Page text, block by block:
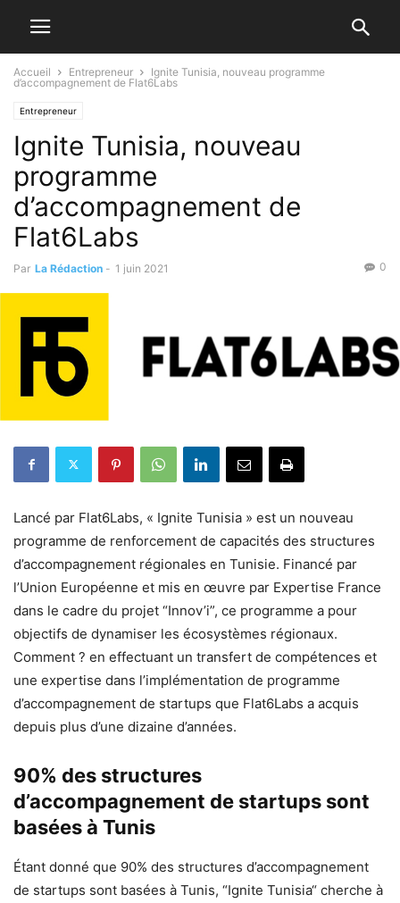
Accueil Entrepreneur
Ignite Tunisia, nouveau programme
d’accompagnement de Flat6Labs
Entrepreneur
Ignite Tunisia, nouveau
programme
d’accompagnement de
Flat6Labs
Par La Rédaction - 1 juin 2021 0
Lancé par Flat6Labs, « Ignite Tunisia » est un nouveau
programme de renforcement de capacités des structures
d’accompagnement régionales en Tunisie. Financé par
l’Union Européenne et mis en œuvre par Expertise France
dans le cadre du projet “Innov’i”, ce programme a pour
objectifs de dynamiser les écosystèmes régionaux.
Comment ? en effectuant un transfert de compétences et
une expertise dans l’implémentation de programme
d’accompagnement de startups que Flat6Labs a acquis
depuis plus d’une dizaine d’années.
90% des structures
d’accompagnement de startups sont
basées à Tunis
Étant donné que 90% des structures d’accompagnement
de startups sont basées à Tunis, “Ignite Tunisia“ cherche à